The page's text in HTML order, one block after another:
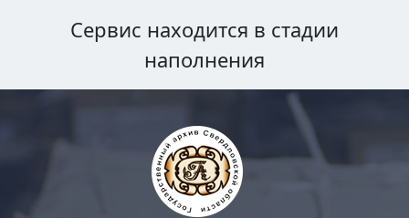
Сервис находится в стадии
наполнения